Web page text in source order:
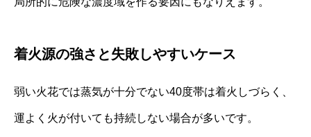
着火源の強さと失敗しやすいケース
弱い火花では蒸気が十分でない40度帯は着火しづらく、
運よく火が付いても持続しない場合が多いです。